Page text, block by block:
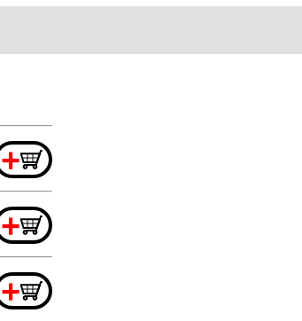
+
+
+